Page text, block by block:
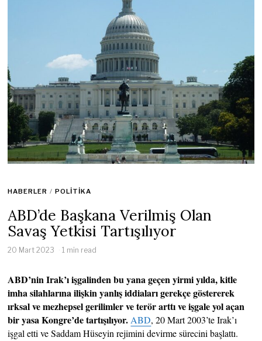
HABERLER / POLITIKA
ABD’de Başkana Verilmiş Olan
Savaş Yetkisi Tartışılıyor
20 Mart 2023 1 min read
ABD’nin Irak’ı işgalinden bu yana geçen yirmi yılda, kitle
imha silahlarına ilişkin yanlış iddiaları gerekçe göstererek
ırksal ve mezhepsel gerilimler ve terör arttı ve işgale yol açan
bir yasa Kongre’de tartışılıyor. ABD, 20 Mart 2003’te Irak’ı
işgal etti ve Saddam Hüseyin rejimini devirme sürecini başlattı.